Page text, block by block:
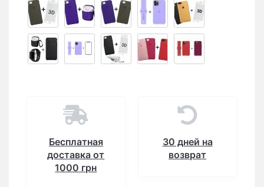
Бесплатная
доставка от
1000 грн
30 дней на
возврат